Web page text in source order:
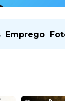
Emprego